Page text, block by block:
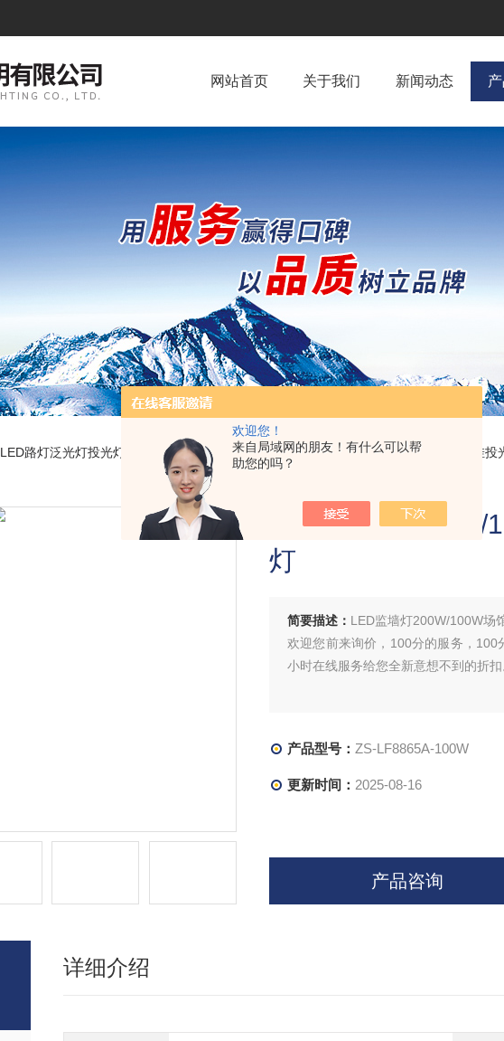
欢迎您！
来自局域网的朋友！有什么可以帮
助您的吗？
网站首页 关于我们 新闻动态
LED路灯泛光灯投光灯 > ZS-LF8865A-100WLED监墙灯200W/100W场馆车间防腐壁挂投
LED监墙灯
灯
简要描述： LED监墙灯200W/100W场
欢迎您前来询价，100分的服务，
小时在线服务给您全新意想不到的折
产品型号： ZS-LF8865A-100W
更新时间： 2025-08-16
产品咨询
详细介绍